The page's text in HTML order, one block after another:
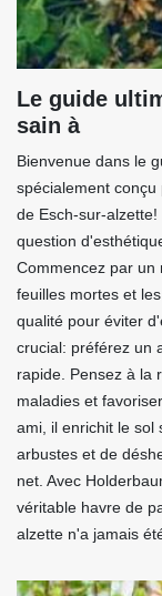
Le guide
sain à
Bienvenue dans le
spécialement
de Esch-sur-
question
Commencez par un
feuilles mortes et
qualité pour éviter
crucial: préférez un
rapide. Pensez à la
maladies et
ami, il enrichit le sol
arbustes et de
net. Avec
véritable havre de
alzette n'a jamais